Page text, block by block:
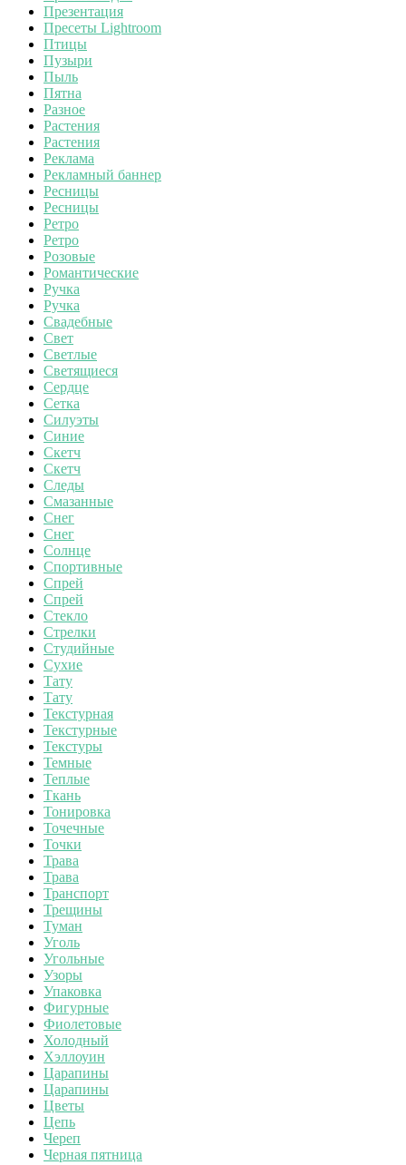
Презентация
Пресеты Lightroom
Птицы
Пузыри
Пыль
Пятна
Разное
Растения
Растения
Реклама
Рекламный баннер
Ресницы
Ресницы
Ретро
Ретро
Розовые
Романтические
Ручка
Ручка
Свадебные
Свет
Светлые
Светящиеся
Сердце
Сетка
Силуэты
Синие
Скетч
Скетч
Следы
Смазанные
Снег
Снег
Солнце
Спортивные
Спрей
Спрей
Стекло
Стрелки
Студийные
Сухие
Тату
Тату
Текстурная
Текстурные
Текстуры
Темные
Теплые
Ткань
Тонировка
Точечные
Точки
Трава
Трава
Транспорт
Трещины
Туман
Уголь
Угольные
Узоры
Упаковка
Фигурные
Фиолетовые
Холодный
Хэллоуин
Царапины
Царапины
Цветы
Цепь
Череп
Черная пятница